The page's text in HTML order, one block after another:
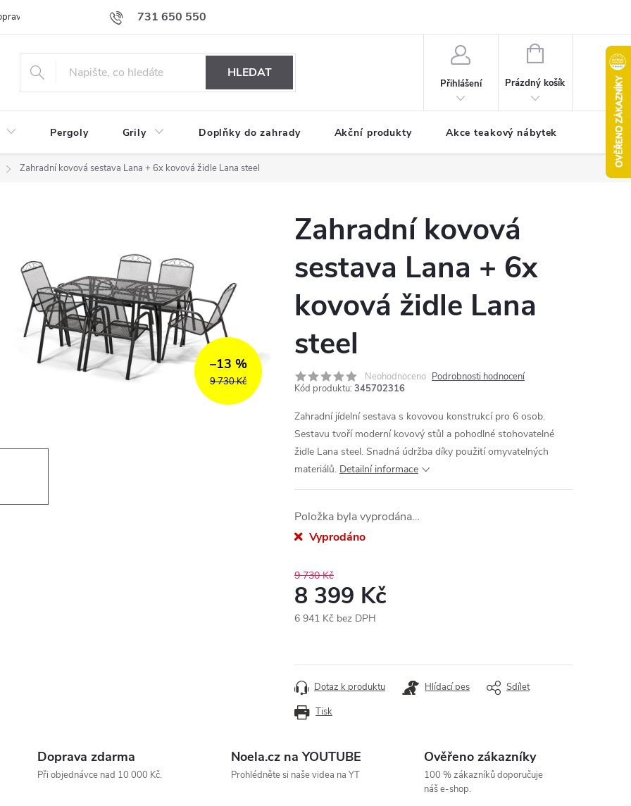
731 650 550
nábytku k Vám Podmínky ochrany osobních údajů
HLEDAT
Přihlášení
NÁKUPNÍ
Prázdný košík
Pergoly Grily Doplňky do zahrady Akční produkty Akce teakový nábytek
Zahradní kovová sestava Lana + 6x kovová židle Lana steel
9 730 Kč
–13 %
Zahradní kovová
sestava Lana + 6x
kovová židle Lana
steel
Neohodnoceno Podrobnosti hodnocení
Kód produktu: 345702316
Zahradní jídelní sestava s kovovou konstrukcí pro 6 osob.
Sestavu tvoří moderní kovový stůl a pohodlné stohovatelné
židle Lana steel. Snadná údržba díky použití omyvatelných
materiálů. Detailní informace
Položka byla vyprodána…
Vyprodáno
9 730 Kč
8 399 Kč
6 941 Kč bez DPH
Tisk
Dotaz k produktu Hlídací pes Sdílet
Doprava zdarma
Při objednávce nad 10 000 Kč.
Noela.cz na YOUTUBE
Prohlédněte si naše videa na YT
Ověřeno zákazníky
100 % zákazníků doporučuje
náš e-shop.